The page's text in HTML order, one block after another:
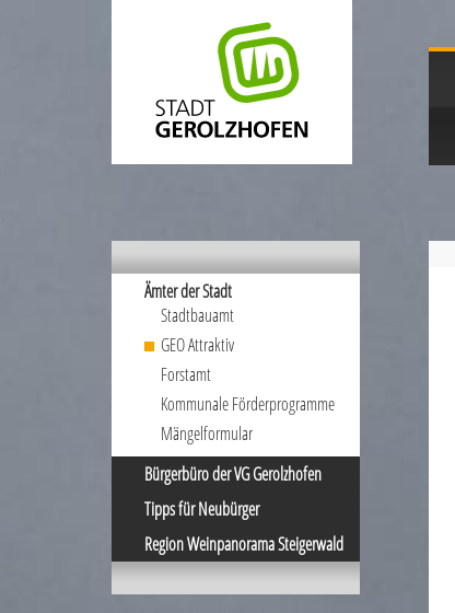
Ämter der Stadt
Stadtbauamt
GEO Attraktiv
Forstamt
Kommunale Förderprogramme
Mängelformular
Bürgerbüro der VG Gerolzhofen
Tipps für Neubürger
Region Weinpanorama Steigerwald